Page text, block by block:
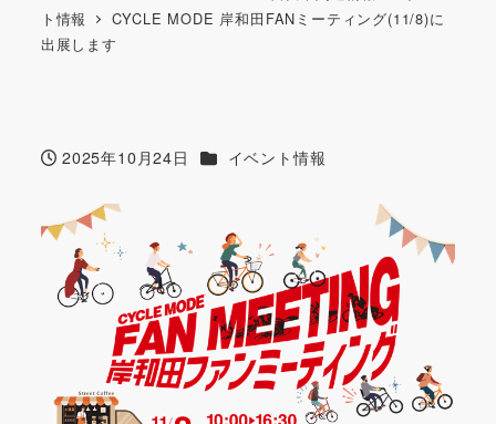
ト情報
CYCLE MODE 岸和田FANミーティング(11/8)に
出展します
投稿日
2025年10月24日 カテゴリー
イベント情報